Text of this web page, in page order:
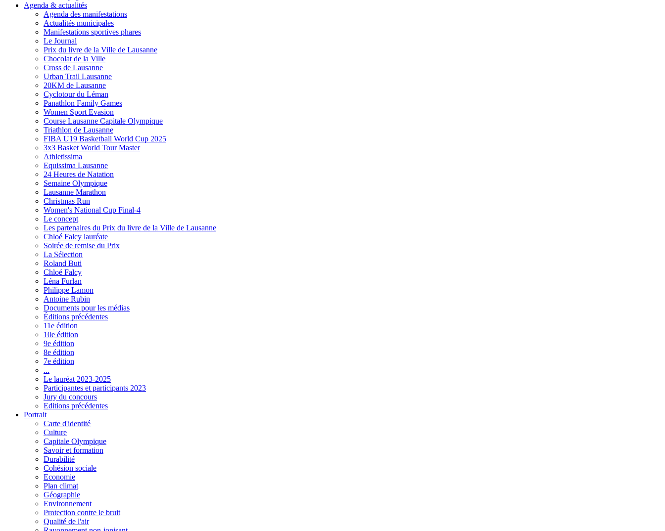
Agenda & actualités
Agenda des manifestations
Actualités municipales
Manifestations sportives phares
Le Journal
Prix du livre de la Ville de Lausanne
Chocolat de la Ville
Cross de Lausanne
Urban Trail Lausanne
20KM de Lausanne
Cyclotour du Léman
Panathlon Family Games
Women Sport Evasion
Course Lausanne Capitale Olympique
Triathlon de Lausanne
FIBA U19 Basketball World Cup 2025
3x3 Basket World Tour Master
Athletissima
Equissima Lausanne
24 Heures de Natation
Semaine Olympique
Lausanne Marathon
Christmas Run
Women's National Cup Final-4
Le concept
Les partenaires du Prix du livre de la Ville de Lausanne
Chloé Falcy lauréate
Soirée de remise du Prix
La Sélection
Roland Buti
Chloé Falcy
Léna Furlan
Philippe Lamon
Antoine Rubin
Documents pour les médias
Éditions précédentes
11e édition
10e édition
9e édition
8e édition
7e édition
...
Le lauréat 2023-2025
Participantes et participants 2023
Jury du concours
Editions précédentes
Portrait
Carte d'identité
Culture
Capitale Olympique
Savoir et formation
Durabilité
Cohésion sociale
Economie
Plan climat
Géographie
Environnement
Protection contre le bruit
Qualité de l'air